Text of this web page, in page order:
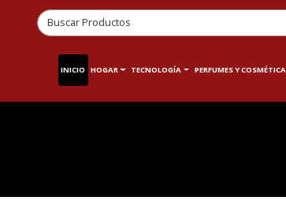
INICIO HOGAR TECNOLOGÍA PERFUMES Y COSMÉTICA